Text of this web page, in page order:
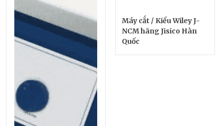
Máy cắt / Kiểu Wiley J-
NCM hãng Jisico Hàn
Quốc